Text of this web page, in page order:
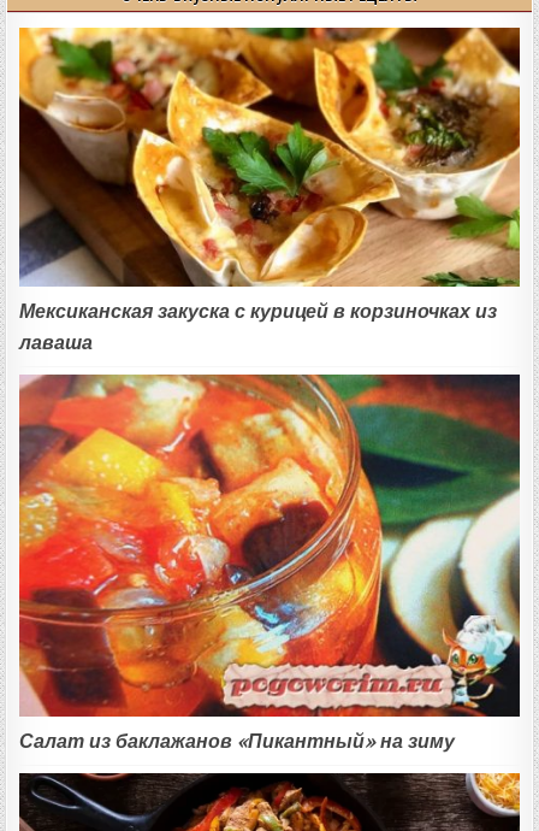
Мексиканская закуска с курицей в корзиночках из
лаваша
Салат из баклажанов «Пикантный» на зиму